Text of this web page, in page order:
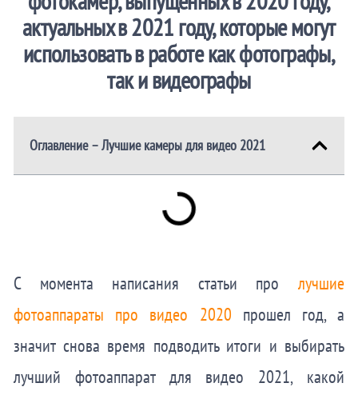
актуальных в 2021 году, которые могут
использовать в работе как фотографы,
так и видеографы
Оглавление – Лучшие камеры для видео 2021
С момента написания статьи про лучшие
фотоаппараты про видео 2020 прошел год, а
значит снова время подводить итоги и выбирать
лучший фотоаппарат для видео 2021, какой